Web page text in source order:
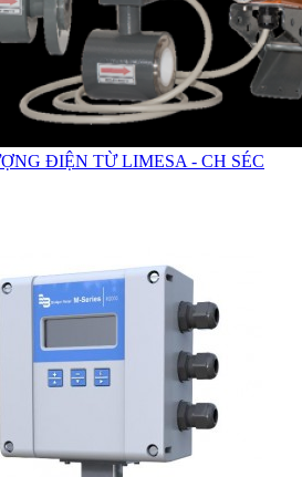
ĐIỆN TỪ LIMESA - CH SÉC